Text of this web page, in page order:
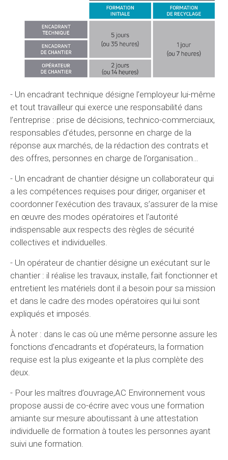
- Un encadrant technique désigne l’employeur lui-même
et tout travailleur qui exerce une responsabilité dans
l’entreprise : prise de décisions, technico-commerciaux,
responsables d’études, personne en charge de la
réponse aux marchés, de la rédaction des contrats et
des offres, personnes en charge de l’organisation…
- Un encadrant de chantier désigne un collaborateur qui
a les compétences requises pour diriger, organiser et
coordonner l’exécution des travaux, s’assurer de la mise
en œuvre des modes opératoires et l’autorité
indispensable aux respects des règles de sécurité
collectives et individuelles.
- Un opérateur de chantier désigne un exécutant sur le
chantier : il réalise les travaux, installe, fait fonctionner et
entretient les matériels dont il a besoin pour sa mission
et dans le cadre des modes opératoires qui lui sont
expliqués et imposés.
À noter : dans le cas où une même personne assure les
fonctions d’encadrants et d’opérateurs, la formation
requise est la plus exigeante et la plus complète des
deux.
- Pour les maîtres d’ouvrage,AC Environnement vous
propose aussi de co-écrire avec vous une formation
amiante sur mesure aboutissant à une attestation
individuelle de formation à toutes les personnes ayant
suivi une formation.